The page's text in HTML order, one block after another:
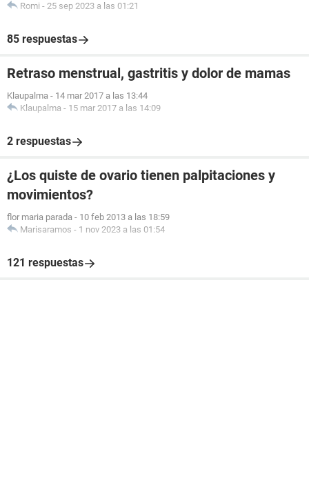
Romi - 25 sep 2023 a las 01:21
85 respuestas
Retraso menstrual, gastritis y dolor de mamas
Klaupalma - 14 mar 2017 a las 13:44
Klaupalma - 15 mar 2017 a las 14:09
2 respuestas
¿Los quiste de ovario tienen palpitaciones y
movimientos?
flor maria parada - 10 feb 2013 a las 18:59
Marisaramos - 1 nov 2023 a las 01:54
121 respuestas